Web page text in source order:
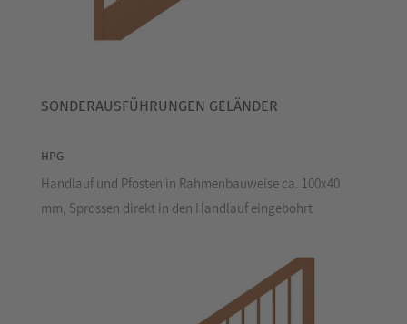
SONDERAUSFÜHRUNGEN GELÄNDER
HPG
Handlauf und Pfosten in Rahmenbauweise ca. 100x40
mm, Sprossen direkt in den Handlauf eingebohrt